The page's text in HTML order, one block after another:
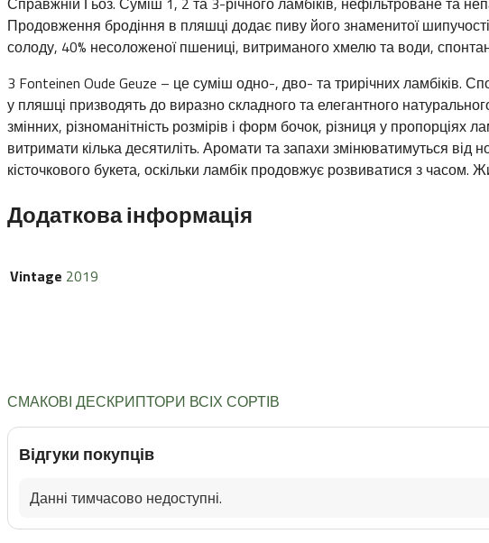
Продовження бродіння в пляшці додає пиву його знаменитої
солоду, 40% несоложеної пшениці, витриманого хмелю та води,
3 Fonteinen Oude Geuze – це суміш одно-, дво- та трирічних ламбіків.
у пляшці призводять до виразно складного та елегантного
змінних, різноманітність розмірів і форм бочок, різниця у
витримати кілька десятиліть. Аромати та запахи змінюватимуться від
кісточкового букета, оскільки ламбік продовжує розвиватися з
Додаткова інформація
Vintage 2019
СМАКОВІ ДЕСКРИПТОРИ ВСІХ СОРТІВ
Відгуки покупців
Данні тимчасово недоступні.